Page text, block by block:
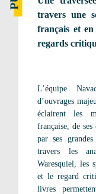
travers une
français et en
regards
L’équipe
d’ouvrages
éclairent les
française, de ses
par ses
travers les
Waresquiel, les
et le regard
livres